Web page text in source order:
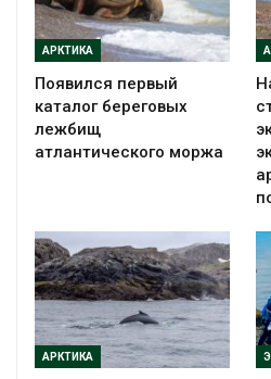
АРКТИКА
Появился первый
каталог береговых
лежбищ
атлантического моржа
АРКТИКА